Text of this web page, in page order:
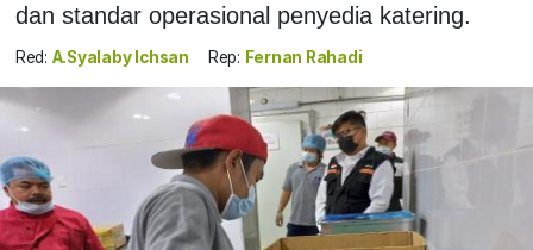
dan standar operasional penyedia katering.
Red: A.Syalaby Ichsan Rep: Fernan Rahadi